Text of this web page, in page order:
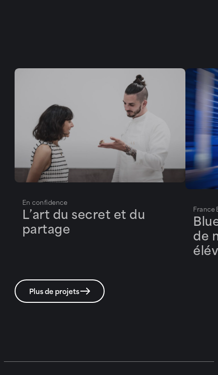
En confidence
L’art du secret et du
partage
France
de
Plus de projets